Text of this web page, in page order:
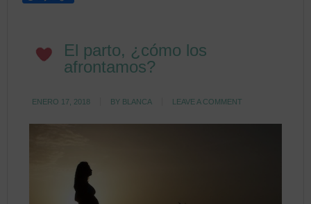
El parto, ¿cómo los
afrontamos?
ENERO 17, 2018 BY BLANCA LEAVE A COMMENT